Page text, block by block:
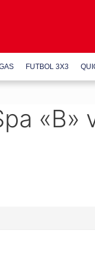
FUTBOL 3X3
«B»